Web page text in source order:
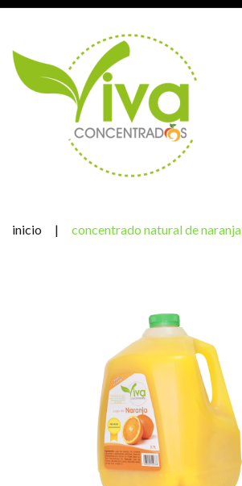
Skip
content
inicio | concentrado natural de naranja